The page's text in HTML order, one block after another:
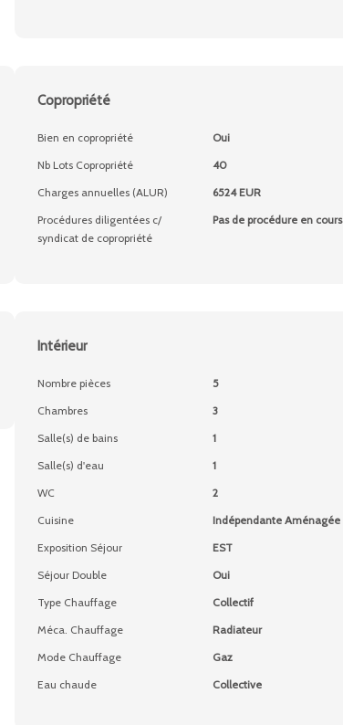
Copropriété
Bien en copropriété
Oui
Nb Lots Copropriété
40
Charges annuelles (ALUR)
6524 EUR
Procédures diligentées c/
syndicat de copropriété
Pas de procédure en cours
Intérieur
Nombre pièces
5
Chambres
3
Salle(s) de bains
1
Salle(s) d'eau
1
WC
2
Cuisine
Indépendante Aménagée
Exposition Séjour
EST
Séjour Double
Oui
Type Chauffage
Collectif
Méca. Chauffage
Radiateur
Mode Chauffage
Gaz
Eau chaude
Collective